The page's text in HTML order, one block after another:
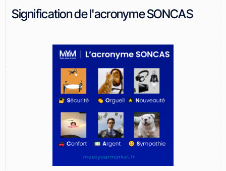
Signification de l'acronyme SONCAS